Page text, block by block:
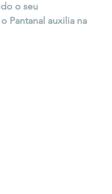
o seu
Pantanal auxilia na